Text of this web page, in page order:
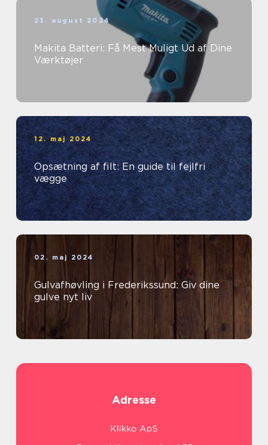
23. august 2024
Makita Batteri: Få Mest Muligt Ud af Dine
Værktøjer
12. maj 2024
Opsætning af filt: En guide til fejlfri
vægge
02. maj 2024
Gulvafhøvling i Frederikssund: Giv dine
gulve nyt liv
Adresse